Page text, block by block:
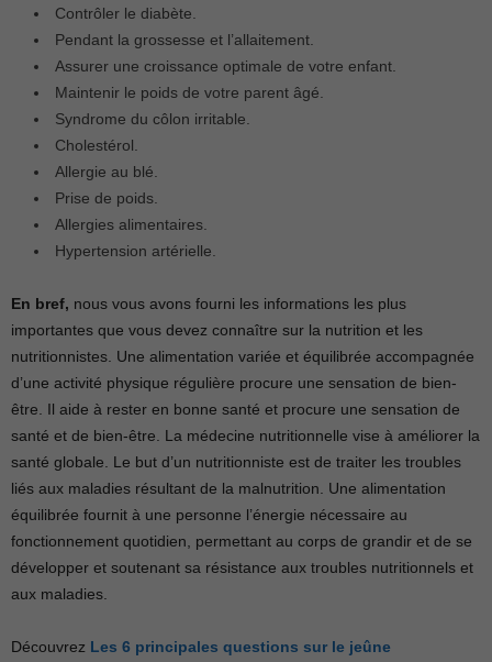
Contrôler le diabète.
Pendant la grossesse et l’allaitement.
Assurer une croissance optimale de votre enfant.
Maintenir le poids de votre parent âgé.
Syndrome du côlon irritable.
Cholestérol.
Allergie au blé.
Prise de poids.
Allergies alimentaires.
Hypertension artérielle.
En bref, nous vous avons fourni les informations les plus
importantes que vous devez connaître sur la nutrition et les
nutritionnistes. Une alimentation variée et équilibrée accompagnée
d’une activité physique régulière procure une sensation de bien-
être. Il aide à rester en bonne santé et procure une sensation de
santé et de bien-être. La médecine nutritionnelle vise à améliorer la
santé globale. Le but d’un nutritionniste est de traiter les troubles
liés aux maladies résultant de la malnutrition. Une alimentation
équilibrée fournit à une personne l’énergie nécessaire au
fonctionnement quotidien, permettant au corps de grandir et de se
développer et soutenant sa résistance aux troubles nutritionnels et
aux maladies.
Découvrez Les 6 principales questions sur le jeûne